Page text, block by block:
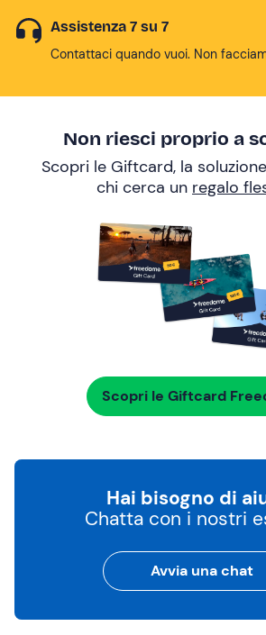
Assistenza 7 su 7
Contattaci quando vuoi. Non
Non riesci proprio a
Scopri le Giftcard, la
chi cerca un regalo
Scopri le Giftcard
Hai bisogno di
Chatta con i nostri
Avvia una chat